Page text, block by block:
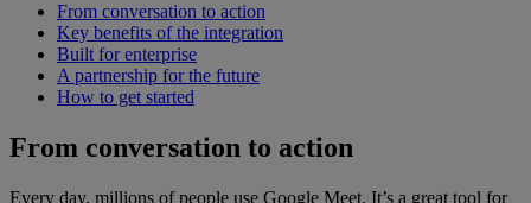
From conversation to action
Key benefits of the integration
Built for enterprise
A partnership for the future
How to get started
From conversation to action
Every day, millions of people use Google Meet. It’s a great tool for